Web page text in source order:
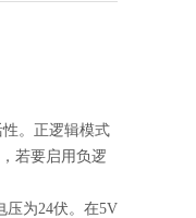
。正逻辑模式
若要启用负逻
压为24伏。在5V